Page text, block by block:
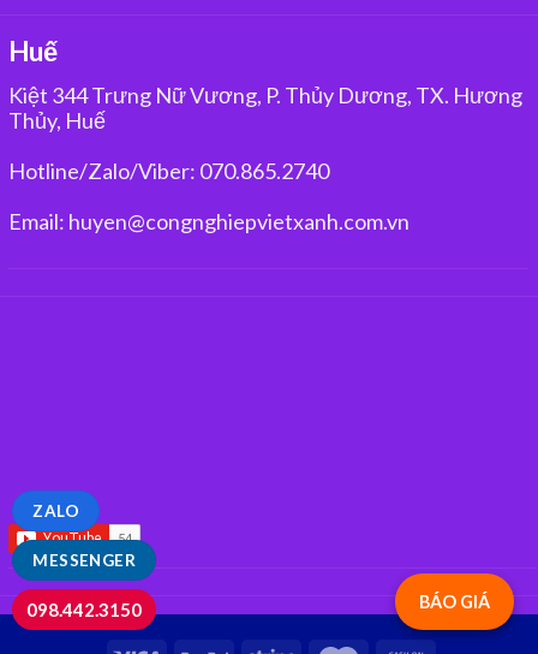
Huế
Kiệt 344 Trưng Nữ Vương, P. Thủy Dương, TX. Hương
Thủy, Huế
Hotline/Zalo/Viber: 070.865.2740
Email: huyen@congnghiepvietxanh.com.vn
BÁO GIÁ
MESSENGER
ZALO
098.442.3150